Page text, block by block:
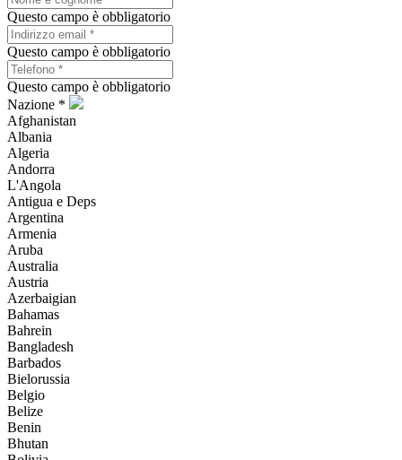
Questo campo è obbligatorio
Questo campo è obbligatorio
Questo campo è obbligatorio
Nazione *
Afghanistan
Albania
Algeria
Andorra
L'Angola
Antigua e Deps
Argentina
Armenia
Aruba
Australia
Austria
Azerbaigian
Bahamas
Bahrein
Bangladesh
Barbados
Bielorussia
Belgio
Belize
Benin
Bhutan